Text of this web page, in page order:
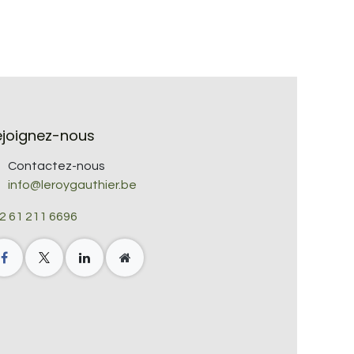
nous
Contactez-nous
info@leroygauthier.be
61 211 6696